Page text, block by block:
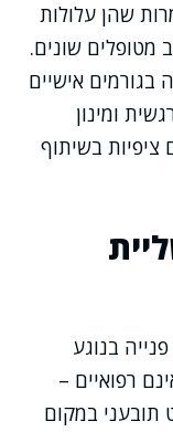
שהן עלולות
שונים.
בגורמים אישיים
ומינון
בשיתוף
בנוגע
רפואיים –
תובעני במקום